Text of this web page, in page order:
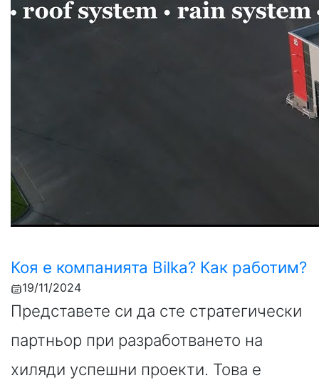
Коя е компанията Bilka? Как работим?
19/11/2024
Представете си да сте стратегически
партньор при разработването на
хиляди успешни проекти. Това е